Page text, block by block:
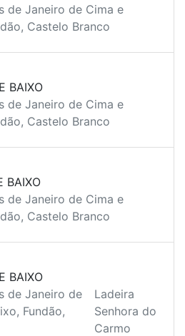
de Janeiro de Cima e
Castelo Branco
BAIXO
de Janeiro de Cima e
Castelo Branco
BAIXO
de Janeiro de Cima e
Castelo Branco
BAIXO
de Janeiro de
Fundão,
Ladeira
Senhora do
Carmo